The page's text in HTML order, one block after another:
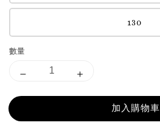
130
數量
加入購物車